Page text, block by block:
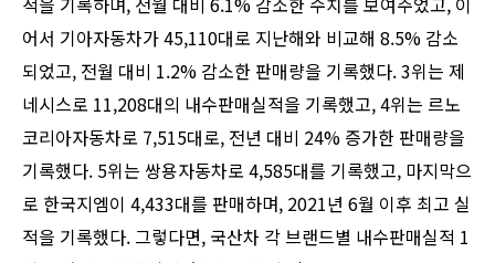
어서 기아자동차가 45,110대로 지난해와 비교해 8.5% 감소
되었고, 전월 대비 1.2% 감소한 판매량을 기록했다. 3위는 제
네시스로 11,208대의 내수판매실적을 기록했고, 4위는 르노
코리아자동차로 7,515대로, 전년 대비 24% 증가한 판매량을
기록했다. 5위는 쌍용자동차로 4,585대를 기록했고, 마지막으
로 한국지엠이 4,433대를 판매하며, 2021년 6월 이후 최고 실
적을 기록했다. 그렇다면, 국산차 각 브랜드별 내수판매실적 1